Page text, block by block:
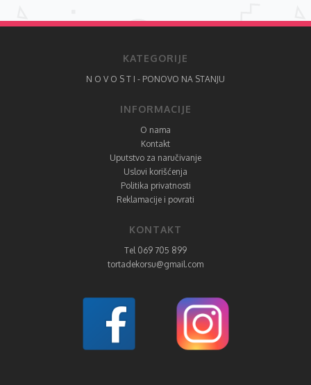
KATEGORIJE
N O V O S T I - PONOVO NA STANJU
INFORMACIJE
O nama
Kontakt
Uputstvo za naručivanje
Uslovi korišćenja
Politika privatnosti
Reklamacije i povrati
KONTAKT
Tel 069 705 899
tortadekorsu@gmail.com